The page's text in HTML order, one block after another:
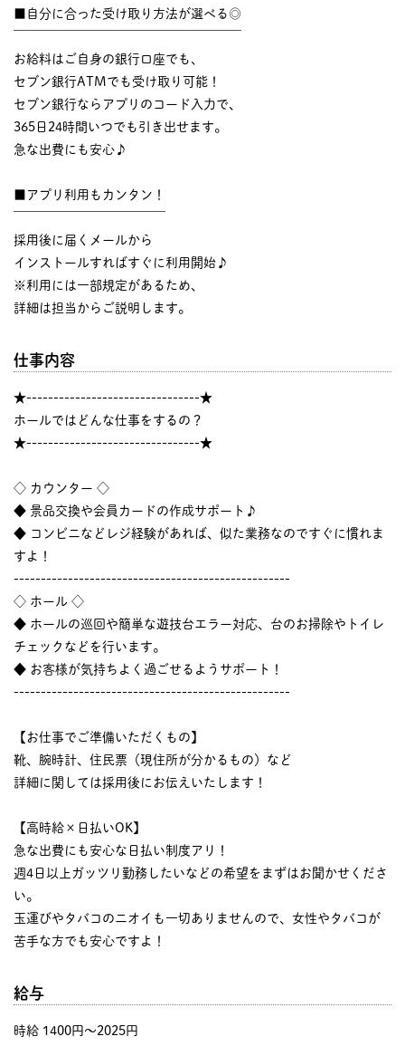
■自分に合った受け取り方法が選べる◎
お給料はご自身の銀行口座でも、
セブン銀行ATMでも受け取り可能！
セブン銀行ならアプリのコード入力で、
365日24時間いつでも引き出せます。
急な出費にも安心♪
■アプリ利用もカンタン！
採用後に届くメールから
インストールすればすぐに利用開始♪
※利用には一部規定があるため、
詳細は担当からご説明します。
仕事内容
★--------------------------------★
ホールではどんな仕事をするの？
★--------------------------------★
◇ カウンター ◇
◆ 景品交換や会員カードの作成サポート♪
◆ コンビニなどレジ経験があれば、似た業務なのですぐに慣れま
すよ！
---------------------------------------------------
◇ ホール ◇
◆ ホールの巡回や簡単な遊技台エラー対応、台のお掃除やトイレ
チェックなどを行います。
◆ お客様が気持ちよく過ごせるようサポート！
---------------------------------------------------
【お仕事でご準備いただくもの】
靴、腕時計、住民票（現住所が分かるもの）など
詳細に関しては採用後にお伝えいたします！
【高時給×日払いOK】
急な出費にも安心な日払い制度アリ！
週4日以上ガッツリ勤務したいなどの希望をまずはお聞かせくださ
い。
玉運びやタバコのニオイも一切ありませんので、女性やタバコが
苦手な方でも安心ですよ！
給与
時給 1400円〜2025円